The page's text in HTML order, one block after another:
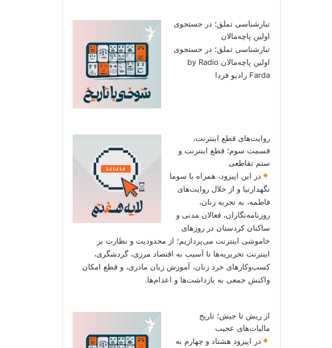
تبارشناسی تملق؛ در جستجوی
اولین‌ پاچه‌مالان
تبارشناسی تملق؛ در جستجوی
اولین‌ پاچه‌مالان by Radio
Farda رادیو فردا
روایت‌های قطع اینترنت،
قسمت سوم؛ قطع اینترنت و
ستم تقاطعی
در این اپیزود، همراه با سوما
نگهدارنیا و از خلال روایت‌های
فاطمه، به تجربه زنان،
روزنامه‌نگاران، فعالان مدنی و
ساکنان کردستان در روزهای
خاموشی اینترنت می‌پردازیم؛ از محدودیت و نظارت بر
اینترنت تحریریه‌ها تا آسیب به اقتصاد مرزی، گردشگری،
کسب‌وکارهای خرد زنان، آموزش زبان مادری، و قطع امکان
واکنش جمعی به بازداشت‌ها و اعدام‌ها.
از ریش تا جیش؛ تاریخ
مالیات‌های عجیب
در اپیزود هشتاد و چهارم به